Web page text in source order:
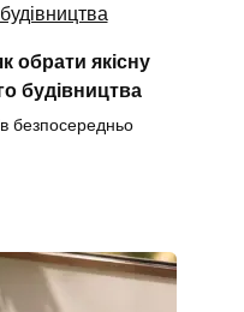
обрати якісну
будівництва
безпосередньо